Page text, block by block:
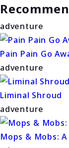
adventure
Pain Pain Go
adventure
Liminal Shroud
adventure
Mops & Mobs: